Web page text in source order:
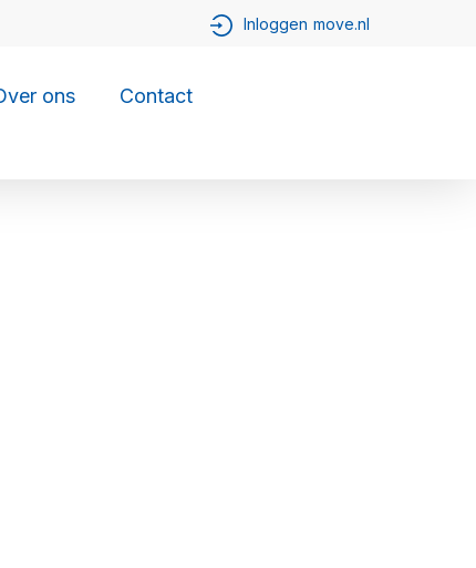
ons Contact